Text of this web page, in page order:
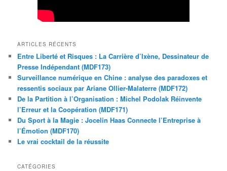
ARTICLES RÉCENTS
Entre Liberté et Risques : La Carrière d’Ixène, Dessinateur de
Presse Indépendant (MDF173)
Surveillance numérique en Chine : analyse des paradoxes et
ressentis sociaux par Ariane Ollier-Malaterre (MDF172)
De la Partition à l’Organisation : Michel Podolak Réinvente
l’Erreur et la Coopération (MDF171)
Du Sport à la Magie : Jocelin Haas Connecte l’Entreprise à
l’Émotion (MDF170)
Le vrai cocktail de la réussite
CATÉGORIES